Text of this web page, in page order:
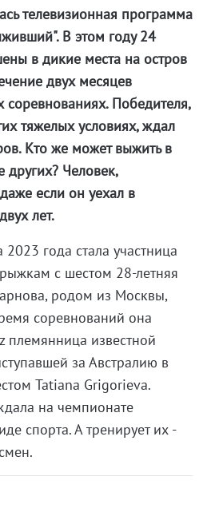
телевизионная программа
В этом году 24
в дикие места на остров
двух месяцев
соревнованиях. Победителя,
тяжелых условиях, ждал
Кто же может выжить в
других? Человек,
если он уехал в
лет.
года стала участница
с шестом 28-летняя
родом из Москвы,
соревнований она
племянница известной
за Австралию в
Tatiana Grigorieva.
на чемпионате
спорта. А тренирует их -